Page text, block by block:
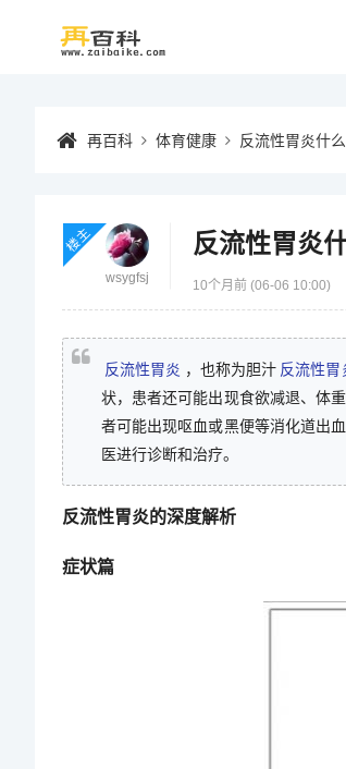
再百科 体育健康 反流性胃炎什
反流性胃炎
10个月前 (06-06 10:00)
wsygfsj
楼主
反流性胃炎 ，也称为胆汁 反流性胃
状，患者还可能出现食欲减退、体
者可能出现呕血或黑便等消化道出
医进行诊断和治疗。
反流性胃炎的深度解析
症状篇